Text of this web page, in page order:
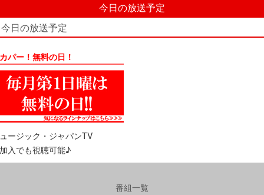
今日の放送予定
今日の放送予定
パー！無料の日！
ージック・ジャパンTV
入でも視聴可能♪
番組一覧